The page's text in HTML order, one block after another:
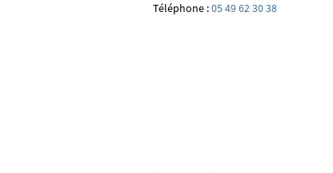
Téléphone :05 49 62 30 38